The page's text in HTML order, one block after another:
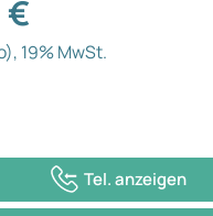
€
19% MwSt.
Tel. anzeigen